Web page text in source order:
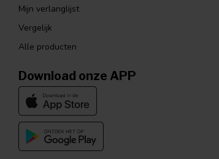
Mijn verlanglijst
Vergelijk
Alle producten
Download onze APP